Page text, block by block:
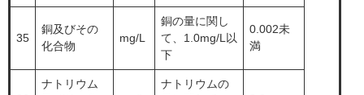
35
銅及びその
化合物
mg/L
銅の量に関し
て、1.0mg/L以
下
0.002未
満
ナトリウム
ナトリウムの